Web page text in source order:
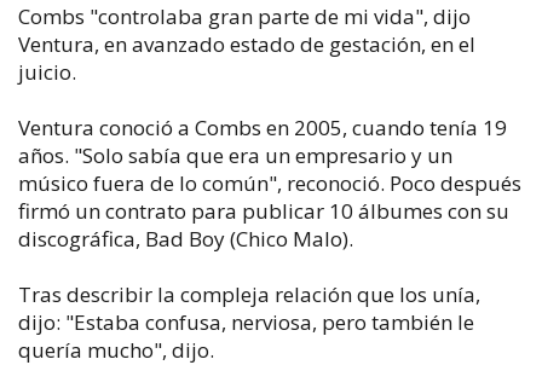
Combs "controlaba gran parte de mi vida", dijo
Ventura, en avanzado estado de gestación, en el
juicio.
Ventura conoció a Combs en 2005, cuando tenía 19
años. "Solo sabía que era un empresario y un
músico fuera de lo común", reconoció. Poco después
firmó un contrato para publicar 10 álbumes con su
discográfica, Bad Boy (Chico Malo).
Tras describir la compleja relación que los unía,
dijo: "Estaba confusa, nerviosa, pero también le
quería mucho", dijo.